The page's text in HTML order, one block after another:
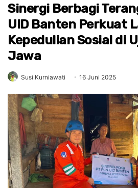
Sinergi Berbagi
UID Banten Perkuat
Kepedulian Sosial di
Jawa
Susi Kurniawati 16 Juni 2025